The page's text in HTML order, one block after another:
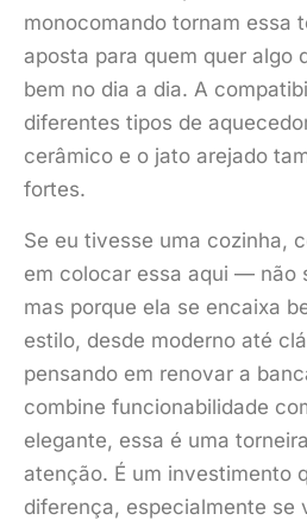
monocomando tornam essa
aposta para quem quer algo
bem no dia a dia. A
diferentes tipos de
cerâmico e o jato arejado
fortes.
Se eu tivesse uma cozinha,
em colocar essa aqui — não
mas porque ela se encaixa
estilo, desde moderno até
pensando em renovar a
combine funcionabilidade
elegante, essa é uma
atenção. É um investimento
diferença, especialmente se